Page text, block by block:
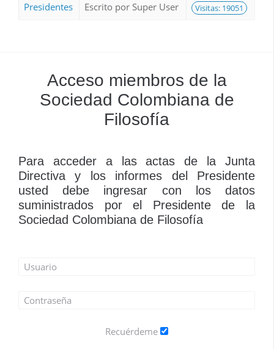
Presidentes
Escrito por Super User Visitas: 19051
Acceso miembros de la
Sociedad Colombiana de
Filosofía
Para acceder a las actas de la Junta
Directiva y los informes del Presidente
usted debe ingresar con los datos
suministrados por el Presidente de la
Sociedad Colombiana de Filosofía
Recuérdeme